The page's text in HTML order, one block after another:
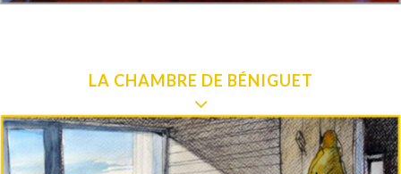
LA CHAMBRE DE BÉNIGUET